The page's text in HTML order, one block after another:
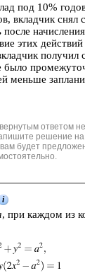
под 10%
вклад­чик
этих
было
мень­ше
ответом
решение на
будет
i
, при каж­дом из